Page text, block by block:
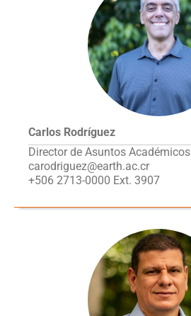
Carlos Rodríguez
Director de Asuntos Académicos
carodriguez@earth.ac.cr
+506 2713-0000 Ext. 3907